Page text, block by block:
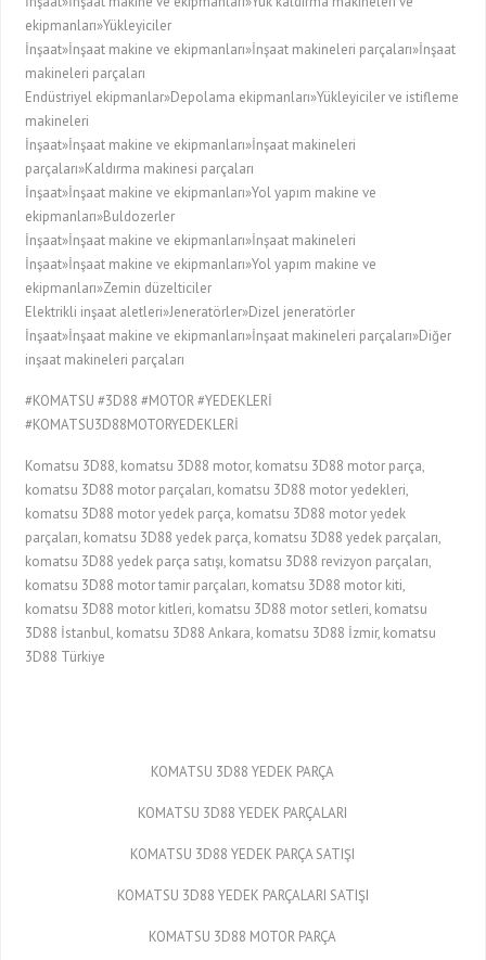
ekipmanları»Yükleyiciler
İnşaat»İnşaat makine ve ekipmanları»İnşaat makineleri parçaları»İnşaat
makineleri parçaları
Endüstriyel ekipmanlar»Depolama ekipmanları»Yükleyiciler ve istifleme
makineleri
İnşaat»İnşaat makine ve ekipmanları»İnşaat makineleri
parçaları»Kaldırma makinesi parçaları
İnşaat»İnşaat makine ve ekipmanları»Yol yapım makine ve
ekipmanları»Buldozerler
İnşaat»İnşaat makine ve ekipmanları»İnşaat makineleri
İnşaat»İnşaat makine ve ekipmanları»Yol yapım makine ve
ekipmanları»Zemin düzelticiler
Elektrikli inşaat aletleri»Jeneratörler»Dizel jeneratörler
İnşaat»İnşaat makine ve ekipmanları»İnşaat makineleri parçaları»Diğer
inşaat makineleri parçaları
#KOMATSU #3D88 #MOTOR #YEDEKLERİ
#KOMATSU3D88MOTORYEDEKLERİ
Komatsu 3D88, komatsu 3D88 motor, komatsu 3D88 motor parça,
komatsu 3D88 motor parçaları, komatsu 3D88 motor yedekleri,
komatsu 3D88 motor yedek parça, komatsu 3D88 motor yedek
parçaları, komatsu 3D88 yedek parça, komatsu 3D88 yedek parçaları,
komatsu 3D88 yedek parça satışı, komatsu 3D88 revizyon parçaları,
komatsu 3D88 motor tamir parçaları, komatsu 3D88 motor kiti,
komatsu 3D88 motor kitleri, komatsu 3D88 motor setleri, komatsu
3D88 İstanbul, komatsu 3D88 Ankara, komatsu 3D88 İzmir, komatsu
3D88 Türkiye
KOMATSU 3D88 YEDEK PARÇA
KOMATSU 3D88 YEDEK PARÇALARI
KOMATSU 3D88 YEDEK PARÇA SATIŞI
KOMATSU 3D88 YEDEK PARÇALARI SATIŞI
KOMATSU 3D88 MOTOR PARÇA